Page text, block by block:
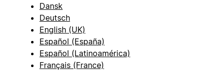
Dansk
Deutsch
English (UK)
Español (España)
Español (Latinoamérica)
Français (France)